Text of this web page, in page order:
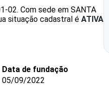
02. Com sede em SANTA
situação cadastral é ATIVA
Data de fundação
05/09/2022